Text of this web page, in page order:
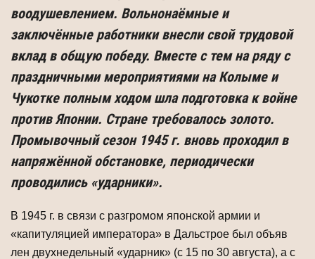
воодушевлением. Вольнонаёмные и
заключённые работники внесли свой трудовой
вклад в общую победу. Вместе с тем на ряду с
праздничными мероприятиями на Колыме и
Чукотке полным ходом шла подготовка к войне
против Японии. Стране требовалось золото.
Промывочный сезон 1945 г. вновь проходил в
напряжённой обстановке, периодически
проводились «ударники».
В 1945 г. в связи с разгромом японской армии и
«капитуляцией императора» в Дальстрое был объяв
лен двухнедельный «ударник» (с 15 по 30 августа), а с